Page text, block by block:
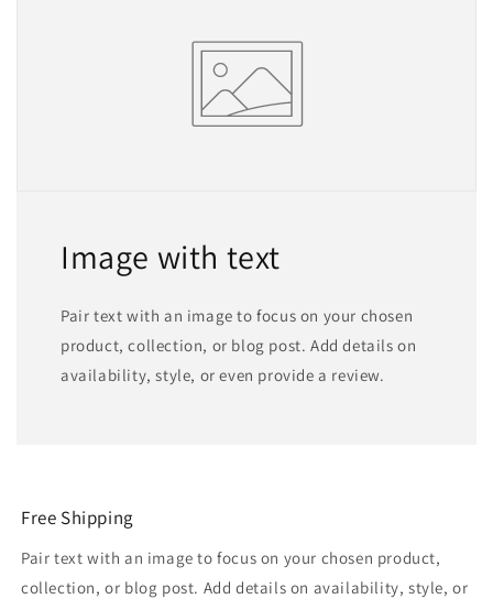
Image with text
Pair text with an image to focus on your chosen
product, collection, or blog post. Add details on
availability, style, or even provide a review.
Free Shipping
Pair text with an image to focus on your chosen product,
collection, or blog post. Add details on availability, style, or